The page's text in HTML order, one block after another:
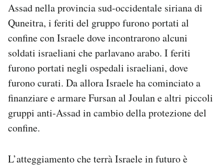
Assad nella provincia sud-occidentale siriana di
Quneitra, i feriti del gruppo furono portati al
confine con Israele dove incontrarono alcuni
soldati israeliani che parlavano arabo. I feriti
furono portati negli ospedali israeliani, dove
furono curati. Da allora Israele ha cominciato a
finanziare e armare Fursan al Joulan e altri piccoli
gruppi anti-Assad in cambio della protezione del
confine.
L’atteggiamento che terrà Israele in futuro è